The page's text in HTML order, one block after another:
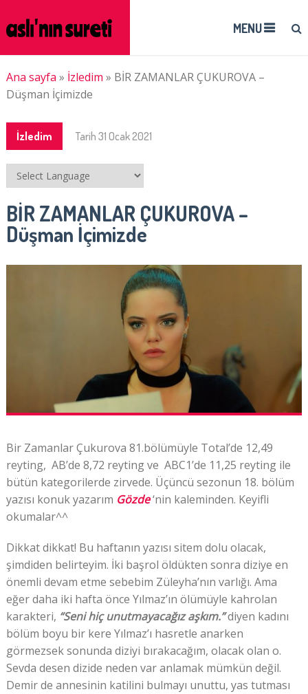
MENU
Ana sayfa » İzledim » BİR ZAMANLAR ÇUKUROVA –
Düşman İçimizde
İzledim Tarih 31 Ocak 2021
BİR ZAMANLAR ÇUKUROVA –
Düşman İçimizde
Bir Zamanlar Çukurova 81.bölümüyle Total’de 12,49
reyting, AB’de 8,72 reyting ve ABC1’de 11,25 reytingile
bütün kategorilerde zirvede. Üçüncü sezonun 18. bölüm
yazısı konuk yazarım Gözde‘nin kaleminden. Keyifli
okumalar^^
Dikkat dikkat! Bu haftanın yazısı sitem dolu olacak,
şimdiden belirteyim. İki başrol öldükten sonra diziye en
önemli devam etme sebebim Züleyha’nın varlığı. Ama
eğer daha iki hafta önce Yılmaz’ın ölümüyle kahrolan
karakteri, “Seni hiç unutmayacağız aşkım.”diyen kadını
bölüm boyu bir kere Yılmaz’ı hasretle anarken
görmezsek sonunda diziyi bırakacağım, olacak olan o.
Sevda desen dizide neden var anlamak mümkün değil.
Demir de annesinin katilini bulmayı unuttu, yas tutması